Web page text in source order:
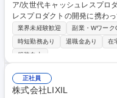
ア/次世代キャッシュレスプロダクトの開発 仕事の
レスプロダクトの開発に携わ
を活用した一貫性のあるUI/
指します。 ■UIコンポーネントライブラリの設計・開発・管理を行い、プ
ロダクト全体での一貫性を確
連携し、プロダクトのUI/UX
にて、高保守性のコードベー
マンスを分析し、最適化を実施 募集職種 【大阪】フロントエンドエンジ
業界未経験歓迎 副業・Wワーク
時短勤務あり
退職金あり 在
服装自由
正社員
株式会社LIXIL